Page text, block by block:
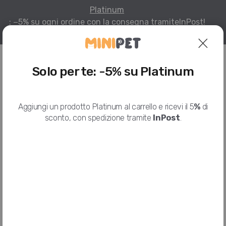
Platinum
: −5% su ogni ordine con la consegna tramiteInPost!
HILL'S PRESCRIPTION DIET I/D LOW FAT POLLO, 1.5KG
Solo per te: -5% su Platinum
Aggiungi un prodotto Platinum al carrello e ricevi il 5% di
sconto, con spedizione tramite InPost.